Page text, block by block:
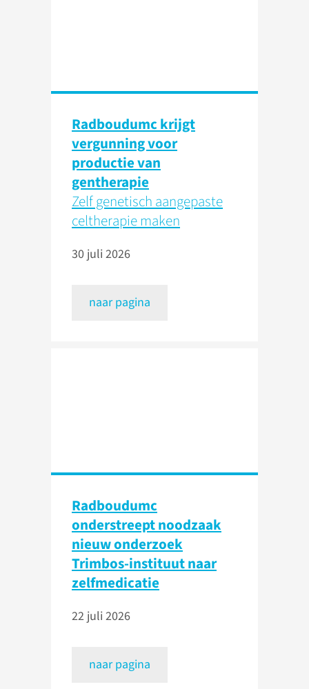
Radboudumc krijgt
vergunning voor
productie van
gentherapie
Zelf genetisch aangepaste
celtherapie maken
30 juli 2026
naar pagina
Radboudumc
onderstreept noodzaak
nieuw onderzoek
Trimbos-instituut naar
zelfmedicatie
22 juli 2026
naar pagina